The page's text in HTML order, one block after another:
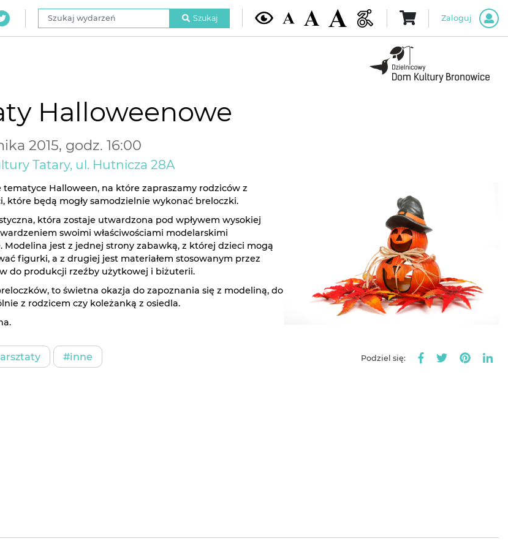
Szukaj wydarzeń
Szukaj Zaloguj
Halloweenowe
2015, godz. 16:00
Tatary, ul. Hutnicza 28A
Halloween, na które zapraszamy rodziców z
które będą mogły samodzielnie wykonać breloczki.
która zostaje utwardzona pod wpływem wysokiej
swoimi właściwościami modelarskimi
Modelina jest z jednej strony zabawką, z której dzieci mogą
figurki, a z drugiej jest materiałem stosowanym przez
do produkcji rzeźby użytkowej i biżuterii.
to świetna okazja do zapoznania się z modeliną, do
z rodzicem czy koleżanką z osiedla.
#inne Podziel się: